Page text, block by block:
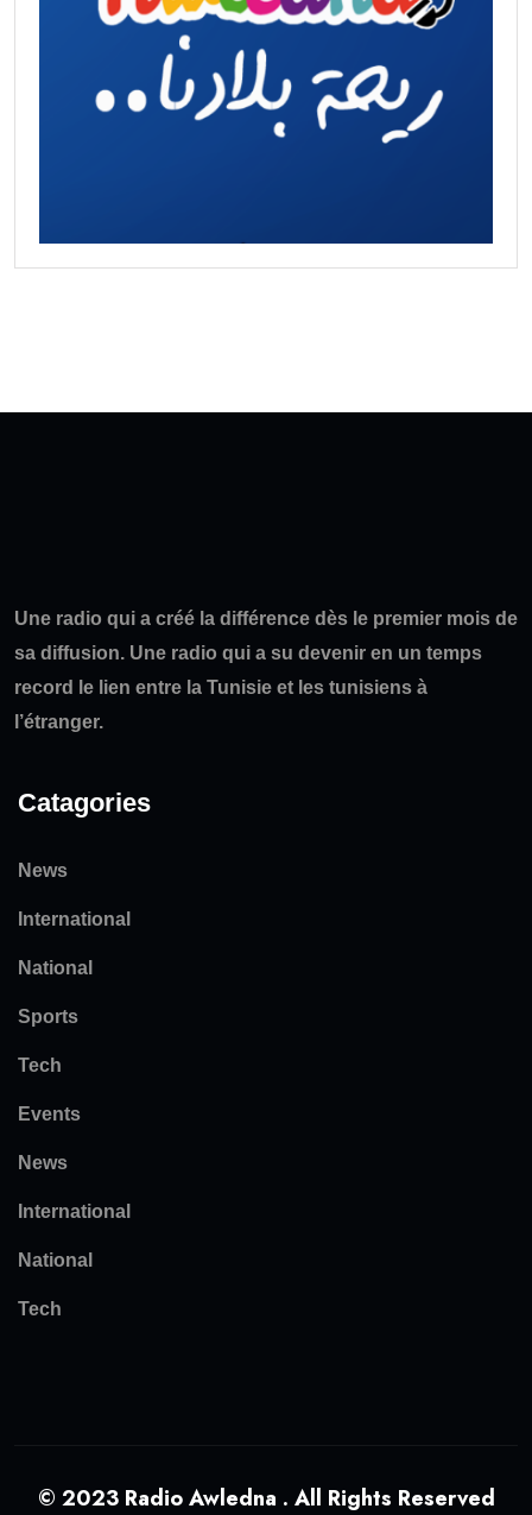
Une radio qui a créé la différence dès le premier mois de
sa diffusion. Une radio qui a su devenir en un temps
record le lien entre la Tunisie et les tunisiens à
l’étranger.
Catagories
News
International
National
Sports
Tech
Events
News
International
National
Tech
© 2023 Radio Awledna . All Rights Reserved